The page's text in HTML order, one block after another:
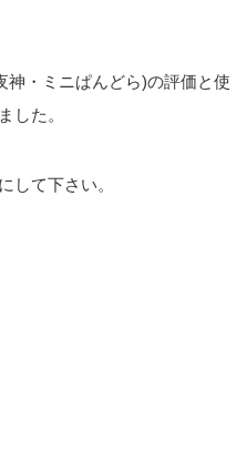
・ミニぱんどら)の評価と使
した。
して下さい。